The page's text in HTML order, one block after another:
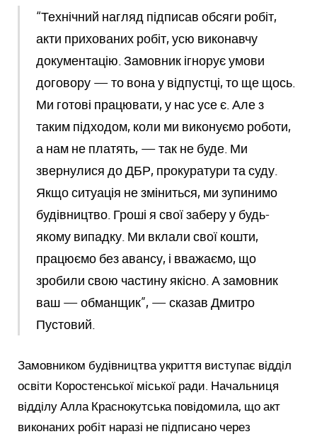
“Технічний нагляд підписав обсяги робіт,
акти прихованих робіт, усю виконавчу
документацію. Замовник ігнорує умови
договору — то вона у відпустці, то ще щось.
Ми готові працювати, у нас усе є. Але з
таким підходом, коли ми виконуємо роботи,
а нам не платять, — так не буде. Ми
звернулися до ДБР, прокуратури та суду.
Якщо ситуація не зміниться, ми зупинимо
будівництво. Гроші я свої заберу у будь-
якому випадку. Ми вклали свої кошти,
працюємо без авансу, і вважаємо, що
зробили свою частину якісно. А замовник
ваш — обманщик”, — сказав Дмитро
Пустовий.
Замовником будівництва укриття виступає відділ
освіти Коростенської міської ради. Начальниця
відділу Алла Краснокутська повідомила, що акт
виконаних робіт наразі не підписано через